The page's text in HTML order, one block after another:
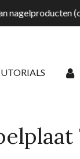
nagelproducten